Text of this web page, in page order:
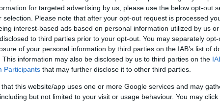
for targeted advertising by us, please use the below opt-out
selection. Please note that after your opt-out request is processed
interest-based ads based on personal information utilized by us
to third parties prior to your opt-out. You may separately
of your personal information by third parties on the IAB’s list of
This information may also be disclosed by us to third parties on the
Participants that may further disclose it to other third parties.
that this website/app uses one or more Google services and may
but not limited to your visit or usage behaviour. You may
του ήταν
του